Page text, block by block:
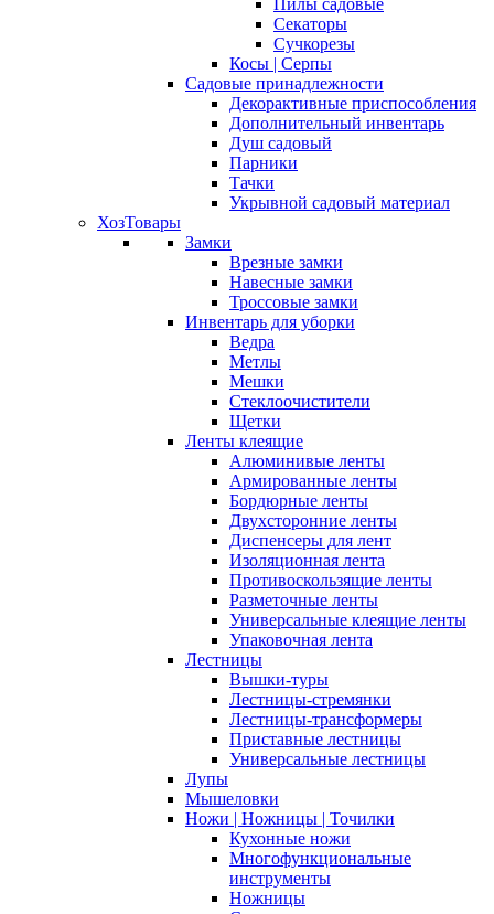
Пилы садовые
Секаторы
Сучкорезы
Косы | Серпы
Садовые принадлежности
Декорактивные приспособления
Дополнительный инвентарь
Душ садовый
Парники
Тачки
Укрывной садовый материал
ХозТовары
Замки
Врезные замки
Навесные замки
Троссовые замки
Инвентарь для уборки
Ведра
Метлы
Мешки
Стеклоочистители
Щетки
Ленты клеящие
Алюминивые ленты
Армированные ленты
Бордюрные ленты
Двухсторонние ленты
Диспенсеры для лент
Изоляционная лента
Противоскользящие ленты
Разметочные ленты
Универсальные клеящие ленты
Упаковочная лента
Лестницы
Вышки-туры
Лестницы-стремянки
Лестницы-трансформеры
Приставные лестницы
Универсальные лестницы
Лупы
Мышеловки
Ножи | Ножницы | Точилки
Кухонные ножи
Многофункциональные
инструменты
Ножницы